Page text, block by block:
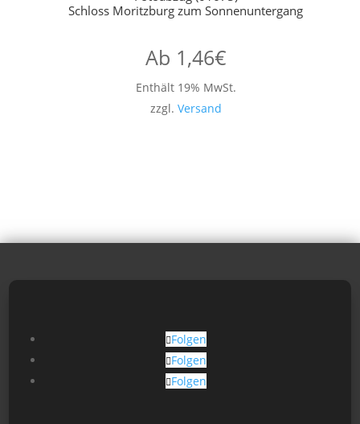
Schloss Moritzburg zum Sonnenuntergang
Ab 1,46€
Enthält 19% MwSt.
zzgl. Versand
Folgen
Folgen
Folgen